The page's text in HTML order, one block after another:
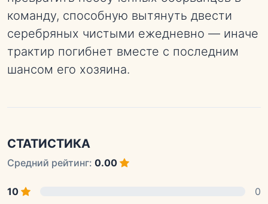
команду, способную вытянуть двести
серебряных чистыми ежедневно — иначе
трактир погибнет вместе с последним
шансом его хозяина.
СТАТИСТИКА
Средний рейтинг: 0.00
10
0